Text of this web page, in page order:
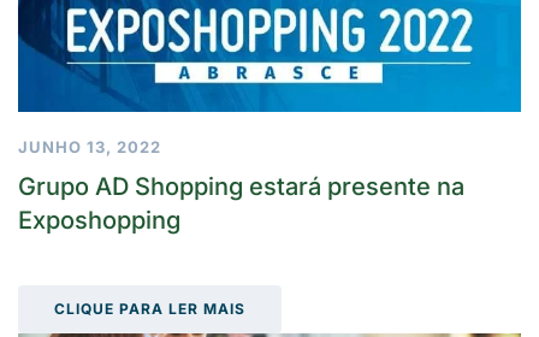
JUNHO 13, 2022
Grupo AD Shopping estará presente na
Exposhopping
CLIQUE PARA LER MAIS